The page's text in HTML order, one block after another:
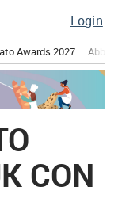
Login
Awards 2027
CON